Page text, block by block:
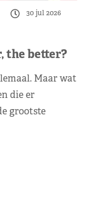
30 jul 2026
the better?
Maar wat
die er
grootste